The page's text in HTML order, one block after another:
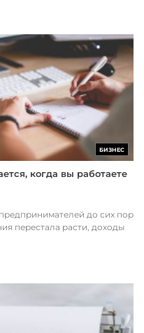
БИЗНЕС
когда вы работаете
до сих пор
перестала расти, доходы